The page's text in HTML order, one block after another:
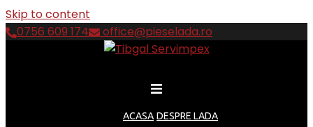
Skip to content
0756 609 174
office@pieselada.ro
ACASA DESPRE LADA